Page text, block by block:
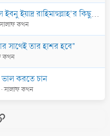
বিদআতীদের বিরুদ্ধে ফুদ্ধাইল ইবনু ইয়াদ্র রাহিমাহুল্লাহ'র কিছু উক্তি
সালাফ কথন
সাথেই তার হাশর হবে"
কথন
ভাল করতে চান
সালাফ কথন
Link